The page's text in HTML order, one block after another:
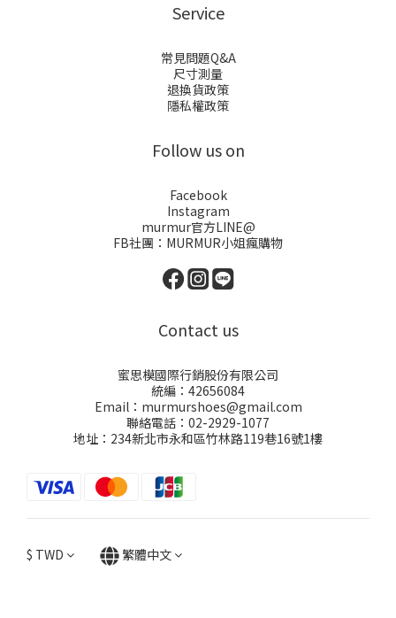
Service
常見問題Q&A
尺寸測量
退換貨政策
隱私權政策
Follow us on
Facebook
Instagram
murmur官方LINE@
FB社團： MURMUR小姐瘋購物
Contact us
蜜思模國際行銷股份有限公司
統編：42656084
Email：murmurshoes@gmail.com
聯絡電話：02-2929-1077
地址：234新北市永和區竹林路119巷16號1樓
$ TWD 繁體中文